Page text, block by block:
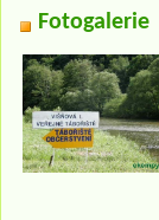
Fotogalerie